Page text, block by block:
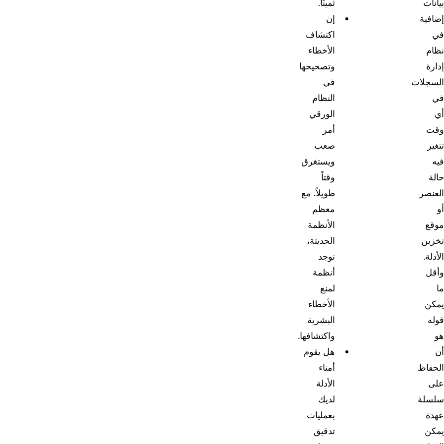
بيانات
إضافية
في
نظام
إدارة
السجلات
في
أي
وقت
تتغير
فيه
حالة
العنصر
أو
موقع
تخزين
الأدلة.
وأقل
ما
يمكن
قوله
هو
أن
الحفاظ
على
سلسلة
عهدة
يمكن
ثمينًا.
إن
اكتشاف
الأخطاء
وتصحيحها
في
النظام
الورقي
أمر
صعب
ويستغرق
وقتاً
طويلاً. مع
معظم
الأنظمة
الحديثة،
توجد
أنظمة
لمنع
الأخطاء
البشرية
واكتشافها.
هل يقوم
أمناء
الأدلة
لديك
بعمليات
تدقيق